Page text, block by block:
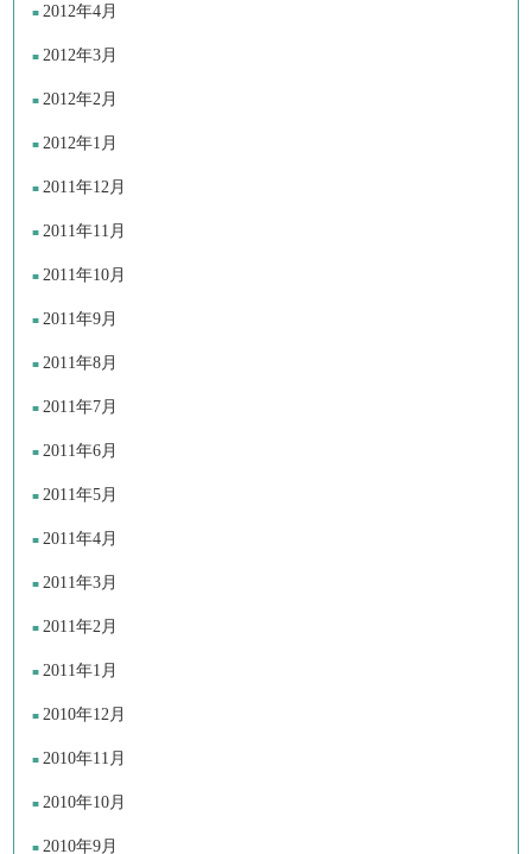
2012年4月
2012年3月
2012年2月
2012年1月
2011年12月
2011年11月
2011年10月
2011年9月
2011年8月
2011年7月
2011年6月
2011年5月
2011年4月
2011年3月
2011年2月
2011年1月
2010年12月
2010年11月
2010年10月
2010年9月